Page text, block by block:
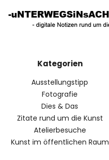
Kategorien
Ausstellungstipp
Fotografie
Dies & Das
Zitate rund um die Kunst
Atelierbesuche
Kunst im öffentlichen Raum